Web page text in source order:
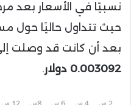
نسبيًا في الأسعار بعد
حيث تتداول حاليًا حول
بعد أن كانت قد وصلت
0.003092 دولار
.